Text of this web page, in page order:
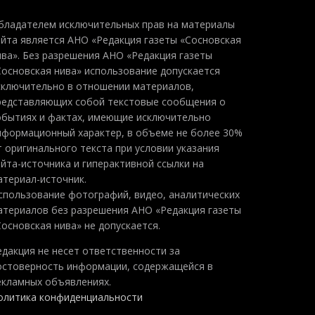
исключительных прав на материалы
является АНО «Редакция газеты «Сосновская
Без разрешения АНО «Редакция газеты
нива» использование допускается
в отношении материалов,
собой текстовые сообщения о
и фактах, имеющие исключительно
характер, в объеме не более 30%
оригинального текста при условии указания
источника и гиперактивной ссылки на
источник.
фотографий, видео, аналитических
без разрешения АНО «Редакция газеты
нива» не допускается.
не несет ответственности за
информации, содержащейся в
объявлениях.
конфиденциальности